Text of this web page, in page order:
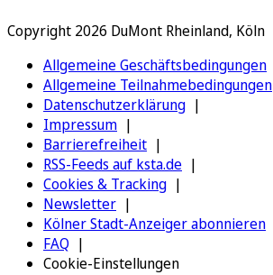
Copyright 2026 DuMont Rheinland, Köln
Allgemeine Geschäftsbedingungen
Allgemeine Teilnahmebedingungen
Datenschutzerklärung
Impressum
Barrierefreiheit
RSS-Feeds auf ksta.de
Cookies & Tracking
Newsletter
Kölner Stadt-Anzeiger abonnieren
FAQ
Cookie-Einstellungen